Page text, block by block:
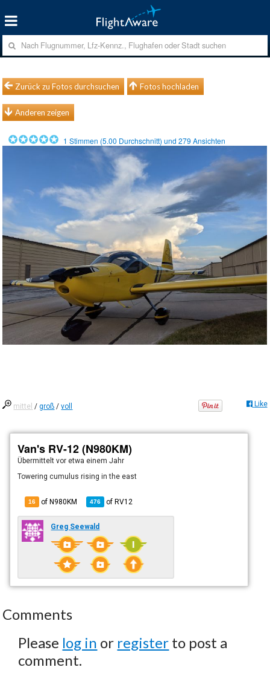
Zurück zu Fotos durchsuchen Fotos hochladen
Anderen zeigen
1 Stimmen (5.00 Durchschnitt) und279 Ansichten
mittel /groß /voll Like
Van's RV-12 (N980KM)
Übermitteltvor etwa einem Jahr
Towering cumulus rising in the east
16 of N980KM 476 ofRV12
Greg Seewald
Comments
Please log in or register to post a
comment.